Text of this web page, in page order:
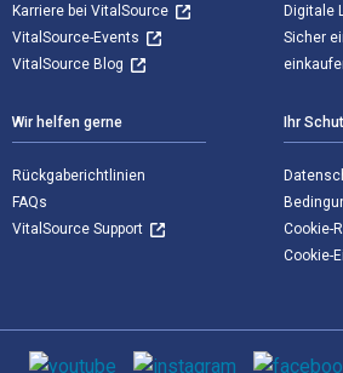
Karriere bei VitalSource
VitalSource-Events
VitalSource Blog
Digitale
Sicher
Wir helfen gerne
Rückgaberichtlinien
FAQs
VitalSource Support
Ihr
Cookie-
Cookie-
Sozialen Medien